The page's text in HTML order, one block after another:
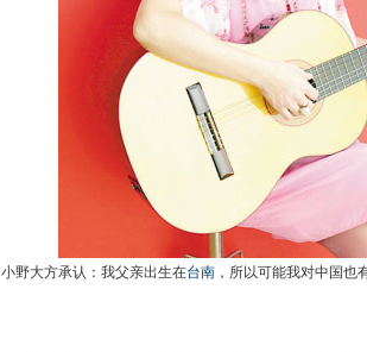
小野大方承认：我父亲出生在台南 ，所以可能我对中国也